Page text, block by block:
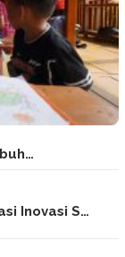
Inovasi S…